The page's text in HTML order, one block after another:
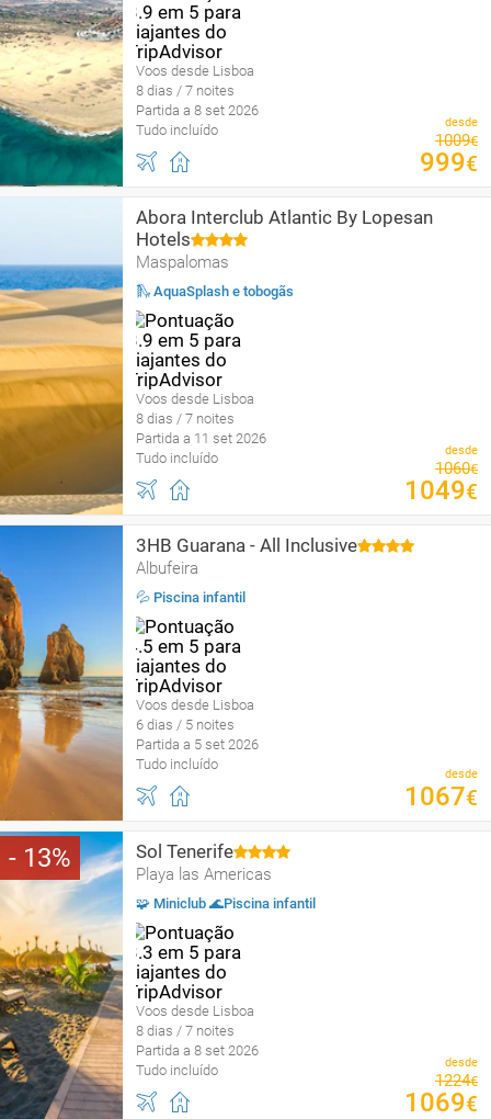
Voos desde Lisboa
8 dias / 7 noites
Partida a 8 set 2026
Tudo incluído
desde
1009€
999€
Abora Interclub Atlantic By Lopesan
Hotels
Maspalomas
🛝 AquaSplash e tobogãs
Voos desde Lisboa
8 dias / 7 noites
Partida a 11 set 2026
Tudo incluído
desde
1060€
1049€
3HB Guarana - All Inclusive
Albufeira
💦 Piscina infantil
Voos desde Lisboa
6 dias / 5 noites
Partida a 5 set 2026
Tudo incluído
desde
1067€
13 Sol Tenerife
Playa las Americas
🧩 Miniclub 🌊Piscina infantil
Voos desde Lisboa
8 dias / 7 noites
Partida a 8 set 2026
Tudo incluído
desde
1224€
1069€